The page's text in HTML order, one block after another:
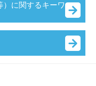
）に関するキーワ